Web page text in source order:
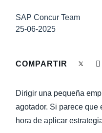
LA CONTINUIDAD DEL
NOVEDADES DE LA
SAP Concur Team
25-06-2025
COMPARTIR
Dirigir una pequeña
agotador. Si parece que
hora de aplicar